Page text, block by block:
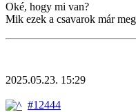
Oké, hogy mi van?
Mik ezek a csavarok már
2025.05.23. 15:29
#12444